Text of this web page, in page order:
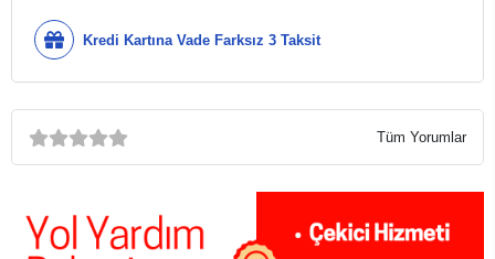
Kredi Kartına Vade Farksız 3 Taksit
Tüm Yorumlar